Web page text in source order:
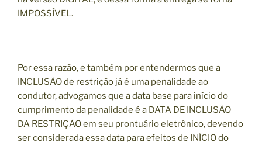
IMPOSSÍVEL.
Por essa razão, e também por entendermos que a
INCLUSÃO de restrição já é uma penalidade ao
condutor, advogamos que a data base para início do
cumprimento da penalidade é a DATA DE INCLUSÃO
DA RESTRIÇÃO em seu prontuário eletrônico, devendo
ser considerada essa data para efeitos de INÍCIO do